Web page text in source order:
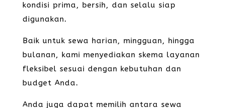
kondisi prima, bersih, dan selalu siap
digunakan.
Baik untuk sewa harian, mingguan, hingga
bulanan, kami menyediakan skema layanan
fleksibel sesuai dengan kebutuhan dan
budget Anda.
Anda juga dapat memilih antara sewa